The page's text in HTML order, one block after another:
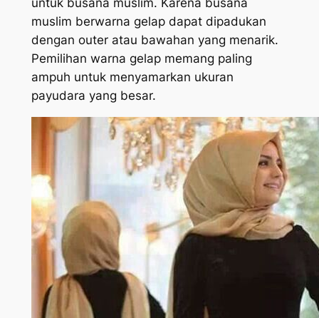
untuk busana muslim. Karena busana
muslim berwarna gelap dapat dipadukan
dengan outer atau bawahan yang menarik.
Pemilihan warna gelap memang paling
ampuh untuk menyamarkan ukuran
payudara yang besar.